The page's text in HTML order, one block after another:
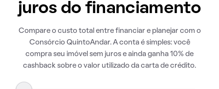
juros do financiamento
Compare o custo total entre financiar e planejar com o
Consórcio QuintoAndar. A conta é simples: você
compra seu imóvel sem juros e ainda ganha 10% de
cashback sobre o valor utilizado da carta de crédito.